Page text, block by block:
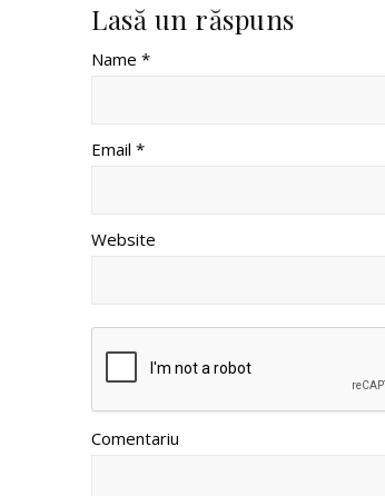
Lasă un răspuns
Name *
Email *
Website
Comentariu